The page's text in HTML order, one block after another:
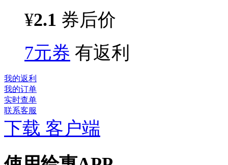
¥2.1 券后价
7元券 有返利
我的返利
我的订单
实时查单
联系客服
下载 客户端